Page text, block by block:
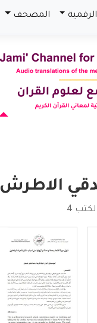
المصحف
الاطرش
الكتب 4